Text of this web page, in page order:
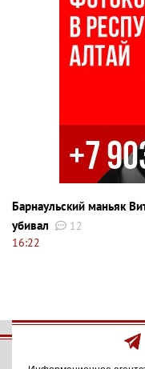
Барнаульский маньяк
убивал
12
16:22